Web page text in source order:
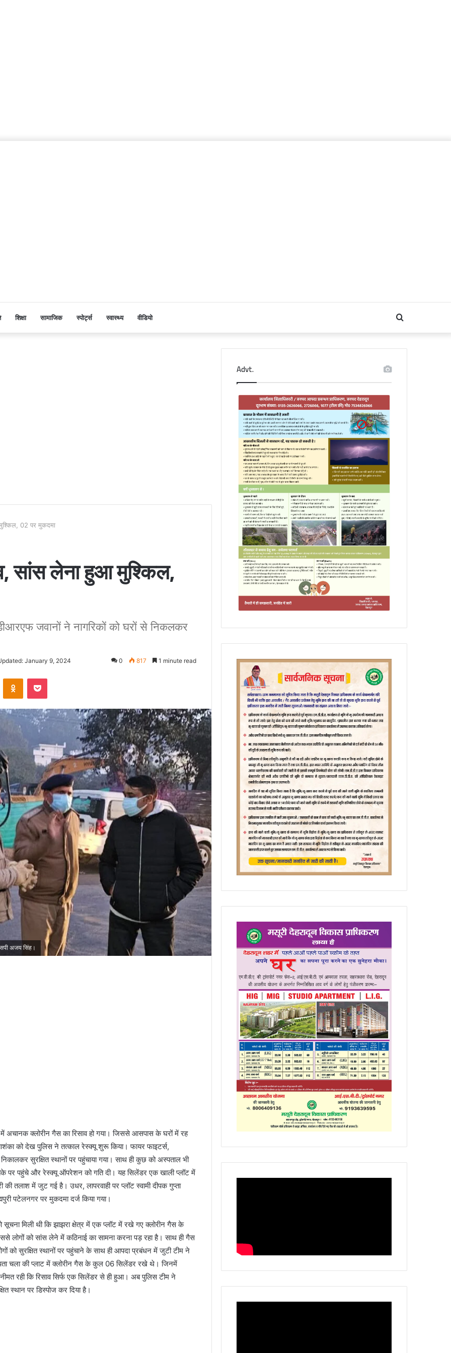
शिक्षा सामाजिक स्पोर्ट्स स्वास्थ्य वीडियो Search
for
02 पर मुकदमा
सांस लेना हुआ मुश्किल,
जवानों ने नागरिकों को घरों से निकलकर
January 9, 2024 0 817 1 minute read
Odnoklassniki
Pocket
अजय सिंह।
अचानक क्लोरीन गैस का रिसाव हो गया। जिससे आसपास के घरों में रह
को देख पुलिस ने तत्काल रेस्क्यू शुरू किया। फायर फाइटर्स,
सुरक्षित स्थानों पर पहुंचाया गया। साथ ही कुछ को अस्पताल भी
पर पहुंचे और रेस्क्यू ऑपरेशन को गति दी। यह सिलेंडर एक खाली प्लॉट में
की तलाश में जुट गई है। उधर, लापरवाही पर प्लॉट स्वामी दीपक गुप्ता
पटेलनगर पर मुकदमा दर्ज किया गया।
सूचना मिली थी कि झाझरा क्षेत्र में एक प्लॉट में रखे गए क्लोरीन गैस के
लोगों को सांस लेने में कठिनाई का सामना करना पड़ रहा है। साथ ही गैस
को सुरक्षित स्थानों पर पहुंचाने के साथ ही आपदा प्रबंधन में जुटी टीम ने
चला की प्लाट में क्लोरीन गैस के कुल 06 सिलेंडर रखे थे। जिनमें
रही कि रिसाव सिर्फ एक सिलेंडर से ही हुआ। अब पुलिस टीम ने
स्थान पर डिस्पोज कर दिया है।
Advt.